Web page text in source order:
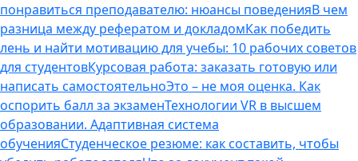
понравиться преподавателю: нюансы поведенияВ чем
разница между рефератом и докладомКак победить
лень и найти мотивацию для учебы: 10 рабочих советов
для студентовКурсовая работа: заказать готовую или
написать самостоятельноЭто – не моя оценка. Как
оспорить балл за экзаменТехнологии VR в высшем
образовании. Адаптивная система
обученияСтуденческое резюме: как составить, чтобы